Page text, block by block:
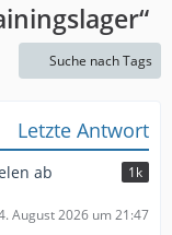
Suche nach Tags
Letzte Antwort
ab
1k
August 2026 um 21:47